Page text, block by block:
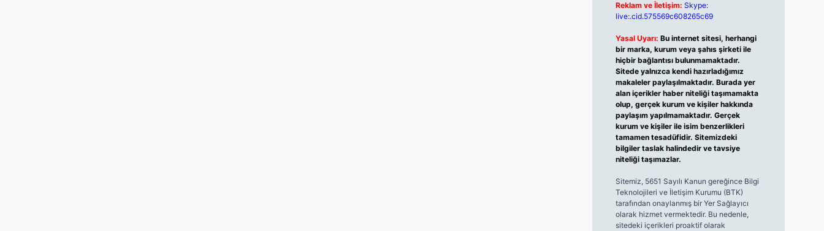
Reklam ve İletişim: Skype:
live:.cid.575569c608265c69
Yasal Uyarı: Bu internet sitesi, herhangi
bir marka, kurum veya şahıs şirketi ile
hiçbir bağlantısı bulunmamaktadır.
Sitede yalnızca kendi hazırladığımız
makaleler paylaşılmaktadır. Burada yer
alan içerikler haber niteliği taşımamakta
olup, gerçek kurum ve kişiler hakkında
paylaşım yapılmamaktadır. Gerçek
kurum ve kişiler ile isim benzerlikleri
tamamen tesadüfidir. Sitemizdeki
bilgiler taslak halindedir ve tavsiye
niteliği taşımazlar.
Sitemiz, 5651 Sayılı Kanun gereğince Bilgi
Teknolojileri ve İletişim Kurumu (BTK)
tarafından onaylanmış bir Yer Sağlayıcı
olarak hizmet vermektedir. Bu nedenle,
sitedeki içerikleri proaktif olarak